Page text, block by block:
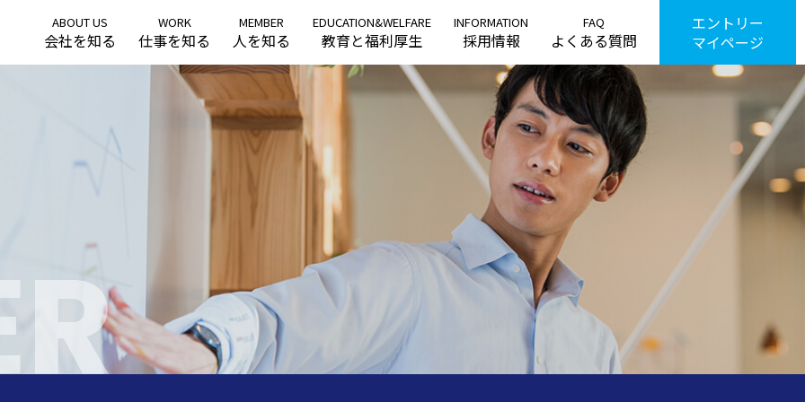
ABOUT US
会社を知る
WORK
仕事を知る
MEMBER
人を知る
EDUCATION&WELFARE
教育と福利厚生
INFORMATION
採用情報
FAQ
よくある質問
エントリー
マイページ